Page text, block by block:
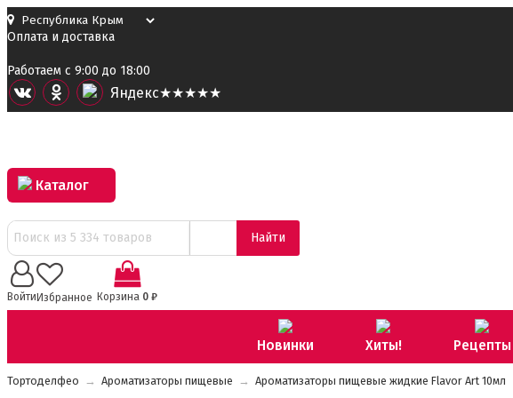
Оплата и доставка
Работаем с 9:00 до 18:00
Яндекс★★★★★
Каталог
Найти
ВойтиИзбранное Корзина 0 ₽
Новинки Хиты! Рецепты
Тортоделфео → Ароматизаторы пищевые → Ароматизаторы пищевые жидкие Flavor Art 10мл